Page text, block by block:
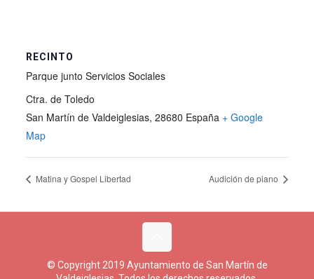
RECINTO
Parque junto Servicios Sociales
Ctra. de Toledo
San Martín de Valdeiglesias, 28680 España + Google
Map
Matina y Gospel Libertad Audición de piano
© Copyright 2019 Ayuntamiento de San Martín de